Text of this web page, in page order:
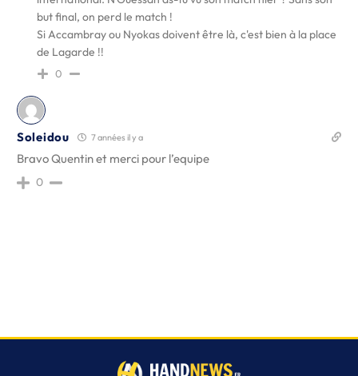
but final, on perd le match !
Si Accambray ou Nyokas doivent être là, c'est bien à la place
de Lagarde !!
0
Soleidou 7 années il y a
Bravo Quentin et merci pour l’equipe
0